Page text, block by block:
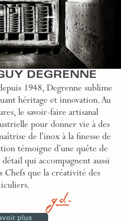
DEGRENNE
1948, Degrenne sublime
héritage et innovation. Au
le savoir-faire artisanal
pour donner vie à des
de l’inox à la finesse de
témoigne d’une quête de
qui accompagnent aussi
Chefs que la créativité des
plus